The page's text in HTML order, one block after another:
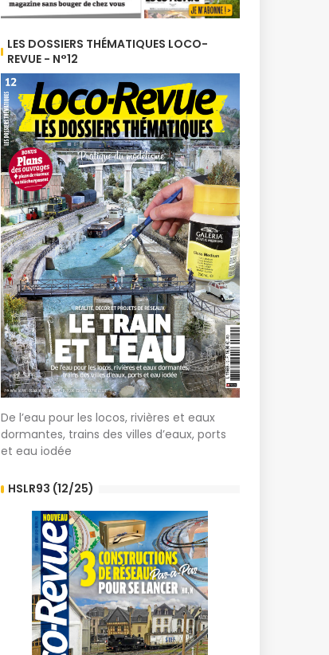
LES DOSSIERS THÉMATIQUES LOCO-
REVUE - N°12
De l’eau pour les locos, rivières et eaux
dormantes, trains des villes d’eaux, ports
et eau iodée
HSLR93 (12/25)